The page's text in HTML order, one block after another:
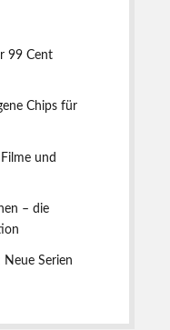
99 Cent
Chips für
und
– die
Serien